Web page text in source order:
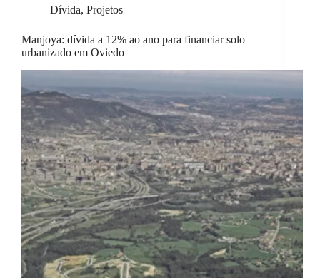
Dívida, Projetos
Manjoya: dívida a 12% ao ano para financiar solo
urbanizado em Oviedo